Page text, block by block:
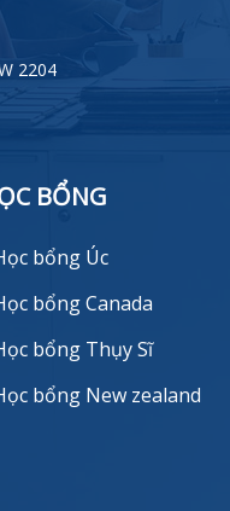
2204
BỔNG
bổng Úc
bổng Canada
bổng Thụy Sĩ
bổng New zealand